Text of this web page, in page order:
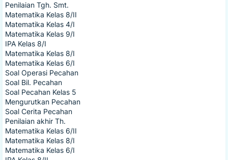
Penilaian Tgh. Smt.
Matematika Kelas 8/II
Matematika Kelas 4/I
Matematika Kelas 9/I
IPA Kelas 8/I
Matematika Kelas 8/I
Matematika Kelas 6/I
Soal Operasi Pecahan
Soal Bil. Pecahan
Soal Pecahan Kelas 5
Mengurutkan Pecahan
Soal Cerita Pecahan
Penilaian akhir Th.
Matematika Kelas 6/II
Matematika Kelas 8/I
Matematika Kelas 6/I